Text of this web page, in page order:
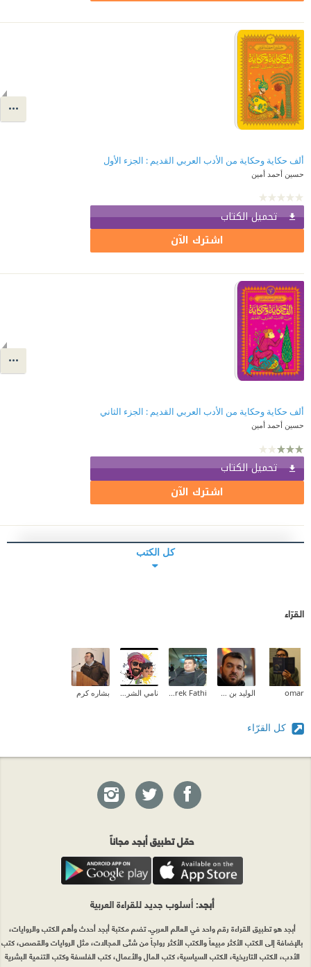
ألف حكاية وحكاية من الأدب العربي القديم : الجزء الأول
حسين أحمد أمين
تحميل الكتاب
اشترك الآن
ألف حكاية وحكاية من الأدب العربي القديم : الجزء الثاني
حسين أحمد أمين
تحميل الكتاب
اشترك الآن
كل الكتب
القرّاء
omar بشاره كرم
كل القرّاء
حمّل تطبيق أبجد مجاناً
أبجد: أسلوب جديد للقراءة العربية
أبجد هو تطبيق القراءة رقم واحد في العالم العربي. تضم مكتبة أبجد أحدث وأهم الكتب والروايات،
بالإضافة إلى الكتب الأكثر مبيعاً والكتب الأكثر رواجاً من شتّى المجالات، مثل الروايات والقصص، كتب
الأدب، الكتب التاريخية، الكتب السياسية، كتب المال والأعمال، كتب الفلسفة وكتب التنمية البشرية